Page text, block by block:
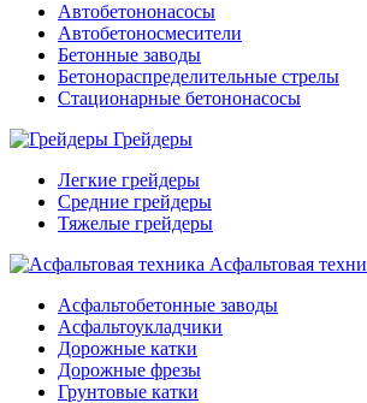
Автобетононасосы
Автобетоносмесители
Бетонные заводы
Бетонораспределительные стрелы
Стационарные бетононасосы
Грейдеры
Легкие грейдеры
Средние грейдеры
Тяжелые грейдеры
Асфальтовая
Асфальтобетонные заводы
Асфальтоукладчики
Дорожные катки
Дорожные фрезы
Грунтовые катки